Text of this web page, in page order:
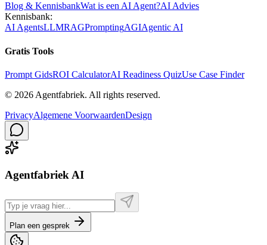
Blog & KennisbankWat is een AI Agent?AI Advies
Kennisbank:
AI AgentsLLMRAGPromptingAGIAgentic AI
Gratis Tools
Prompt GidsROI CalculatorAI Readiness QuizUse Case Finder
© 2026 Agentfabriek. All rights reserved.
PrivacyAlgemene VoorwaardenDesign
Agentfabriek AI
Plan een gesprek